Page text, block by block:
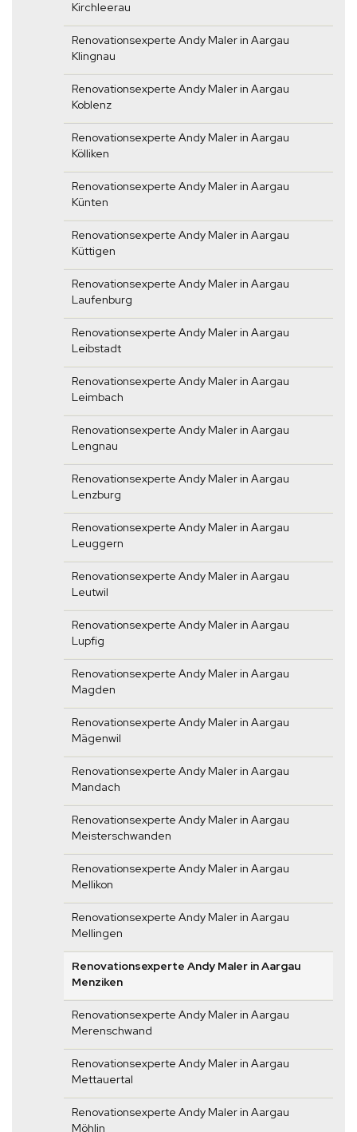
Kirchleerau
Renovationsexperte Andy Maler in Aargau
Klingnau
Renovationsexperte Andy Maler in Aargau
Koblenz
Renovationsexperte Andy Maler in Aargau
Kölliken
Renovationsexperte Andy Maler in Aargau
Künten
Renovationsexperte Andy Maler in Aargau
Küttigen
Renovationsexperte Andy Maler in Aargau
Laufenburg
Renovationsexperte Andy Maler in Aargau
Leibstadt
Renovationsexperte Andy Maler in Aargau
Leimbach
Renovationsexperte Andy Maler in Aargau
Lengnau
Renovationsexperte Andy Maler in Aargau
Lenzburg
Renovationsexperte Andy Maler in Aargau
Leuggern
Renovationsexperte Andy Maler in Aargau
Leutwil
Renovationsexperte Andy Maler in Aargau
Lupfig
Renovationsexperte Andy Maler in Aargau
Magden
Renovationsexperte Andy Maler in Aargau
Mägenwil
Renovationsexperte Andy Maler in Aargau
Mandach
Renovationsexperte Andy Maler in Aargau
Meisterschwanden
Renovationsexperte Andy Maler in Aargau
Mellikon
Renovationsexperte Andy Maler in Aargau
Mellingen
Renovationsexperte Andy Maler in Aargau
Menziken
Renovationsexperte Andy Maler in Aargau
Merenschwand
Renovationsexperte Andy Maler in Aargau
Mettauertal
Renovationsexperte Andy Maler in Aargau
Möhlin